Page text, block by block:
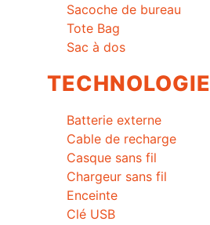
Sacoche de bureau
Tote Bag
Sac à dos
TECHNOLOGIE
Batterie externe
Cable de recharge
Casque sans fil
Chargeur sans fil
Enceinte
Clé USB